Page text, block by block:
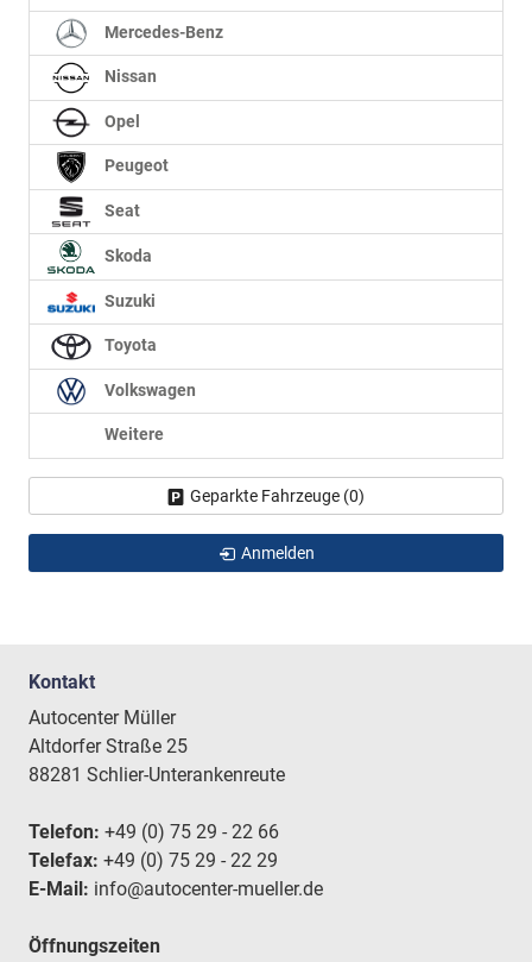
Mercedes-Benz
Nissan
Opel
Peugeot
Seat
Skoda
Suzuki
Toyota
Volkswagen
Weitere
Geparkte Fahrzeuge (0)
Anmelden
Kontakt
Autocenter Müller
Altdorfer Straße 25
88281 Schlier-Unterankenreute
Telefon: +49 (0) 75 29 - 22 66
Telefax: +49 (0) 75 29 - 22 29
E-Mail: info@autocenter-mueller.de
Öffnungszeiten